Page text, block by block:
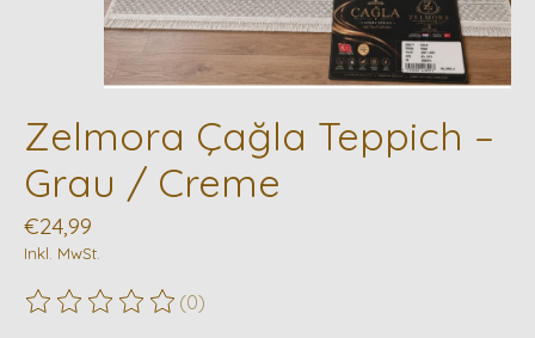
Zelmora Çağla Teppich –
Grau / Creme
€24,99
Inkl. MwSt.
Die Bewertung dieses Produkts ist
(0)